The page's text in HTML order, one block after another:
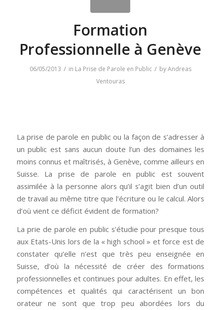
Formation
Professionnelle à Genève
06/05/2013 / in La Prise de Parole en Public / byAndreas
Ventouras
La prise de parole en public ou la façon de s’adresser à
un public est sans aucun doute l’un des domaines les
moins connus et maîtrisés, à Genève, comme ailleurs en
Suisse. La prise de parole en public est souvent
assimilée à la personne alors qu’il s’agit bien d’un outil
de travail au même titre que l’écriture ou le calcul. Alors
d’où vient ce déficit évident de formation?
La prie de parole en public s’étudie pour presque tous
aux Etats-Unis lors de la « high school » et force est de
constater qu’elle n’est que très peu enseignée en
Suisse, d’où la nécessité de créer des formations
professionnelles et continues pour adultes. En effet, les
compétences et qualités qui caractérisent un bon
orateur ne sont que trop peu abordées lors du